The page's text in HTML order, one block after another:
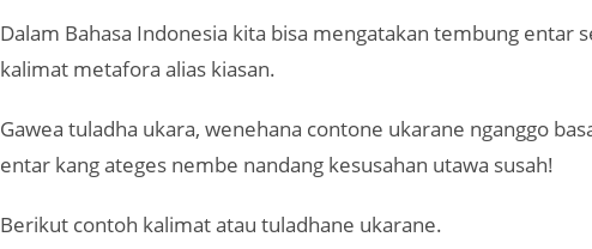
Dalam Bahasa Indonesia kita bisa mengatakan tembung entar
kalimat metafora alias kiasan.
Gawea tuladha ukara, wenehana contone ukarane nganggo
entar kang ateges nembe nandang kesusahan utawa susah!
Berikut contoh kalimat atau tuladhane ukarane.